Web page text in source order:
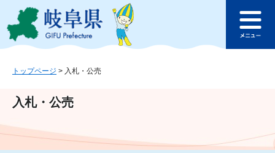
ジ
ュ
文
このページの本文へ
ュ
トップページ > 入札・公売
入札・公売